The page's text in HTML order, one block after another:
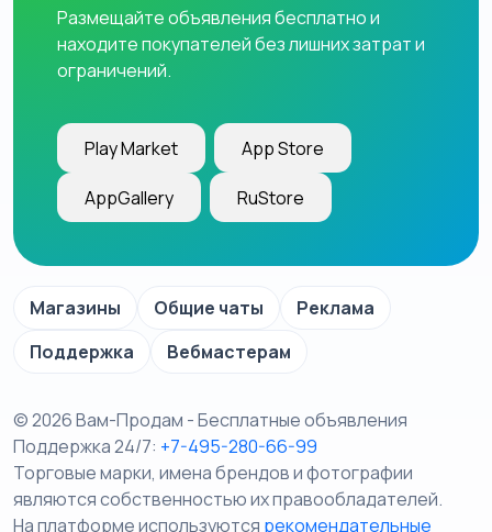
Размещайте объявления бесплатно и
находите покупателей без лишних затрат и
ограничений.
Play Market App Store
AppGallery RuStore
Магазины Общие чаты
Реклама
Поддержка
Вебмастерам
© 2026 Вам-Продам - Бесплатные объявления
Поддержка 24/7: +7-495-280-66-99
Торговые марки, имена брендов и фотографии
являются собственностью их правообладателей.
На платформе используются рекомендательные